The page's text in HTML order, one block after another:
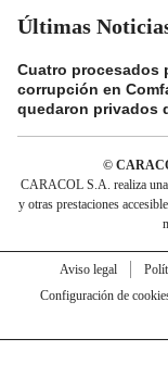
Últimas
Cuatro procesados
corrupción en
quedaron privados
©
CARACOL S.A. realiza una
y otras prestaciones
Aviso legal
Configuración de